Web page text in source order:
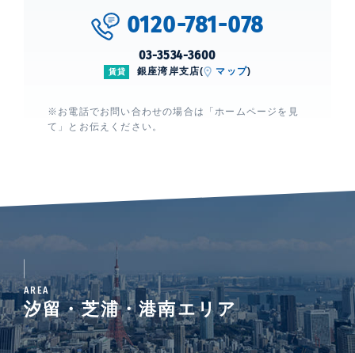
0120-781-078
03-3534-3600
賃貸 銀座湾岸支店( マップ)
※お電話でお問い合わせの場合は「ホームページを見
て」とお伝えください。
AREA
汐留・芝浦・港南エリア